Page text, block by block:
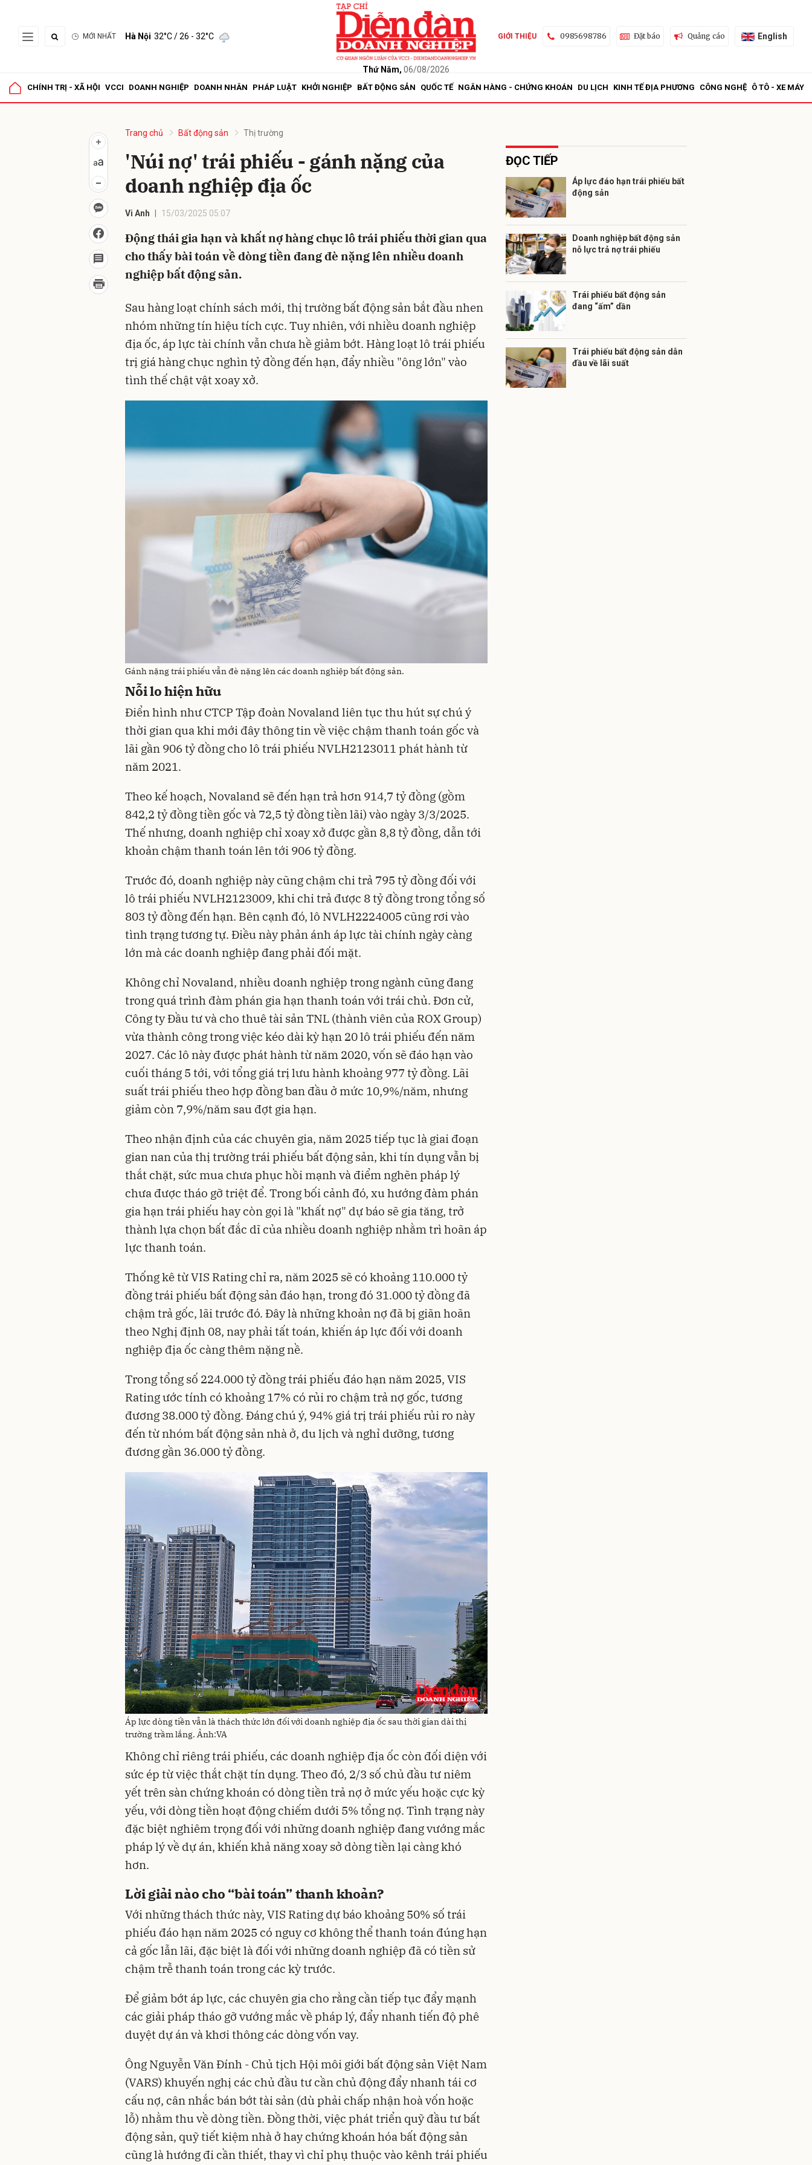
MỚI NHẤT Hà Nội 32°C/ 26 - 32°C
Thứ Năm, 06/08/2026
GIỚI THIỆU 0985698786 Đặt báo Quảng cáo English
CHÍNH TRỊ - XÃ HỘI VCCI DOANH NGHIỆP DOANH NHÂN PHÁP LUẬT KHỞI NGHIỆP BẤT ĐỘNG SẢN QUỐC TẾ NGÂN HÀNG - CHỨNG KHOÁN DU LỊCH KINH TẾ ĐỊA PHƯƠNG CÔNG NGHỆ Ô TÔ - XE MÁY
Trang chủ Bất động sản Thị trường
'Núi nợ' trái phiếu - gánh nặng của
doanh nghiệp địa ốc
Vi Anh 15/03/2025 05:07
Động thái gia hạn và khất nợ hàng chục lô trái phiếu thời gian qua
cho thấy bài toán về dòng tiền đang đè nặng lên nhiều doanh
nghiệp bất động sản.
Sau hàng loạt chính sách mới, thị trường bất động sản bắt đầu nhen
nhóm những tín hiệu tích cực. Tuy nhiên, với nhiều doanh nghiệp
địa ốc, áp lực tài chính vẫn chưa hề giảm bớt. Hàng loạt lô trái phiếu
trị giá hàng chục nghìn tỷ đồng đến hạn, đẩy nhiều "ông lớn" vào
tình thế chật vật xoay xở.
Gánh nặng trái phiếu vẫn đè nặng lên các doanh nghiệp bất động sản.
Nỗi lo hiện hữu
Điển hình như CTCP Tập đoàn Novaland liên tục thu hút sự chú ý
thời gian qua khi mới đây thông tin về việc chậm thanh toán gốc và
lãi gần 906 tỷ đồng cho lô trái phiếu NVLH2123011 phát hành từ
năm 2021.
Theo kế hoạch, Novaland sẽ đến hạn trả hơn 914,7 tỷ đồng (gồm
842,2 tỷ đồng tiền gốc và 72,5 tỷ đồng tiền lãi) vào ngày 3/3/2025.
Thế nhưng, doanh nghiệp chỉ xoay xở được gần 8,8 tỷ đồng, dẫn tới
khoản chậm thanh toán lên tới 906 tỷ đồng.
Trước đó, doanh nghiệp này cũng chậm chi trả 795 tỷ đồng đối với
lô trái phiếu NVLH2123009, khi chi trả được 8 tỷ đồng trong tổng số
803 tỷ đồng đến hạn. Bên cạnh đó, lô NVLH2224005 cũng rơi vào
tình trạng tương tự. Điều này phản ánh áp lực tài chính ngày càng
lớn mà các doanh nghiệp đang phải đối mặt.
Không chỉ Novaland, nhiều doanh nghiệp trong ngành cũng đang
trong quá trình đàm phán gia hạn thanh toán với trái chủ. Đơn cử,
Công ty Đầu tư và cho thuê tài sản TNL (thành viên của ROX Group)
vừa thành công trong việc kéo dài kỳ hạn 20 lô trái phiếu đến năm
2027. Các lô này được phát hành từ năm 2020, vốn sẽ đáo hạn vào
cuối tháng 5 tới, với tổng giá trị lưu hành khoảng 977 tỷ đồng. Lãi
suất trái phiếu theo hợp đồng ban đầu ở mức 10,9%/năm, nhưng
giảm còn 7,9%/năm sau đợt gia hạn.
Theo nhận định của các chuyên gia, năm 2025 tiếp tục là giai đoạn
gian nan của thị trường trái phiếu bất động sản, khi tín dụng vẫn bị
thắt chặt, sức mua chưa phục hồi mạnh và điểm nghẽn pháp lý
chưa được tháo gỡ triệt để. Trong bối cảnh đó, xu hướng đàm phán
gia hạn trái phiếu hay còn gọi là "khất nợ" dự báo sẽ gia tăng, trở
thành lựa chọn bất đắc dĩ của nhiều doanh nghiệp nhằm trì hoãn áp
lực thanh toán.
Thống kê từ VIS Rating chỉ ra, năm 2025 sẽ có khoảng 110.000 tỷ
đồng trái phiếu bất động sản đáo hạn, trong đó 31.000 tỷ đồng đã
chậm trả gốc, lãi trước đó. Đây là những khoản nợ đã bị giãn hoãn
theo Nghị định 08, nay phải tất toán, khiến áp lực đối với doanh
nghiệp địa ốc càng thêm nặng nề.
Trong tổng số 224.000 tỷ đồng trái phiếu đáo hạn năm 2025, VIS
Rating ước tính có khoảng 17% có rủi ro chậm trả nợ gốc, tương
đương 38.000 tỷ đồng. Đáng chú ý, 94% giá trị trái phiếu rủi ro này
đến từ nhóm bất động sản nhà ở, du lịch và nghỉ dưỡng, tương
đương gần 36.000 tỷ đồng.
Áp lực dòng tiền vẫn là thách thức lớn đối với doanh nghiệp địa ốc sau thời gian dài thị
trường trầm lắng. Ảnh:VA
Không chỉ riêng trái phiếu, các doanh nghiệp địa ốc còn đối diện với
sức ép từ việc thắt chặt tín dụng. Theo đó, 2/3 số chủ đầu tư niêm
yết trên sàn chứng khoán có dòng tiền trả nợ ở mức yếu hoặc cực kỳ
yếu, với dòng tiền hoạt động chiếm dưới 5% tổng nợ. Tình trạng này
đặc biệt nghiêm trọng đối với những doanh nghiệp đang vướng mắc
pháp lý về dự án, khiến khả năng xoay sở dòng tiền lại càng khó
hơn.
Lời giải nào cho “bài toán” thanh khoản?
Với những thách thức này, VIS Rating dự báo khoảng 50% số trái
phiếu đáo hạn năm 2025 có nguy cơ không thể thanh toán đúng hạn
cả gốc lẫn lãi, đặc biệt là đối với những doanh nghiệp đã có tiền sử
chậm trễ thanh toán trong các kỳ trước.
Để giảm bớt áp lực, các chuyên gia cho rằng cần tiếp tục đẩy mạnh
các giải pháp tháo gỡ vướng mắc về pháp lý, đẩy nhanh tiến độ phê
duyệt dự án và khơi thông các dòng vốn vay.
Ông Nguyễn Văn Đính - Chủ tịch Hội môi giới bất động sản Việt Nam
(VARS) khuyến nghị các chủ đầu tư cần chủ động đẩy nhanh tái cơ
cấu nợ, cân nhắc bán bớt tài sản (dù phải chấp nhận hoà vốn hoặc
lỗ) nhằm thu về dòng tiền. Đồng thời, việc phát triển quỹ đầu tư bất
động sản, quỹ tiết kiệm nhà ở hay chứng khoán hóa bất động sản
cũng là hướng đi cần thiết, thay vì chỉ phụ thuộc vào kênh trái phiếu
ĐỌC TIẾP
Áp lực đáo hạn trái phiếu bất
động sản
Doanh nghiệp bất động sản
nỗ lực trả nợ trái phiếu
Trái phiếu bất động sản
đang “ấm” dần
Trái phiếu bất động sản dẫn
đầu về lãi suất
Gửi